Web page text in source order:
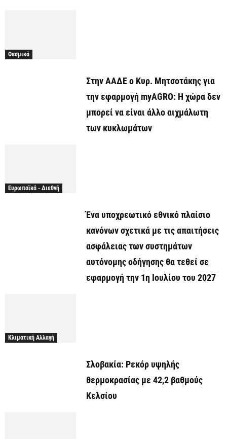
Θεσμικά
Στην ΑΑΔΕ ο Κυρ. Μητσοτάκης για
την εφαρμογή myAGRO: Η χώρα δεν
μπορεί να είναι άλλο αιχμάλωτη
των κυκλωμάτων
Ευρωπαϊκά - Διεθνή
Ένα υποχρεωτικό εθνικό πλαίσιο
κανόνων σχετικά με τις απαιτήσεις
ασφάλειας των συστημάτων
αυτόνομης οδήγησης θα τεθεί σε
εφαρμογή την 1η Ιουλίου του 2027
Κλιματική Αλλαγή
Σλοβακία: Ρεκόρ υψηλής
θερμοκρασίας με 42,2 βαθμούς
Κελσίου